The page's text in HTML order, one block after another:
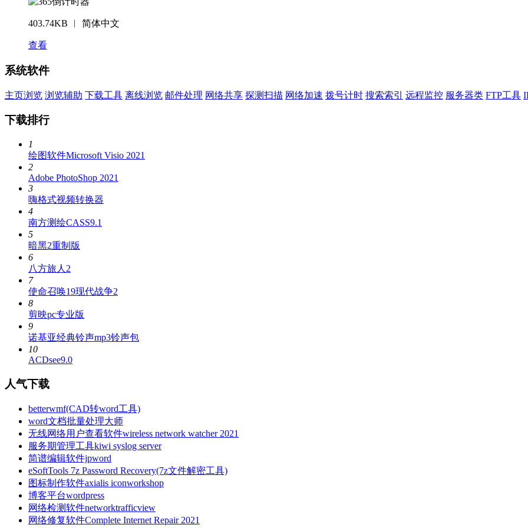
403.74KB ︱ 简体中文
查看
系统软件
主页浏览 浏览辅助 下载工具 离线浏览 邮件处理 网络共享 探测扫描 网络加速 拨号计时 搜索索引 远程监控 服务器类 FTP工具
下载排行
1
绘图软件Microsoft Visio 2021
2
Adobe PhotoShop 2021
3
嗨格式视频转换器
4
南方测绘CASS9.1
5
暗黑2重制版
6
八方旅人2
7
使命召唤19现代战争2
8
剪映pc专业版
9
诺基亚经典铃声mp3铃声包
10
ACDsee9.0
人气下载
betterwmf(CAD转word工具)
word文档批量处理大师
无线网络用户查看软件wireless network watcher 2021
服务期管理工具kiwi syslog server
简谱编辑软件jpword
eSoftTools 7z Password Recovery(7z文件解密工具)
图标制作软件axialis iconworkshop
博客平台wordpress
网络检测软件networktrafficview
网络修复软件Complete Internet Repair 2021